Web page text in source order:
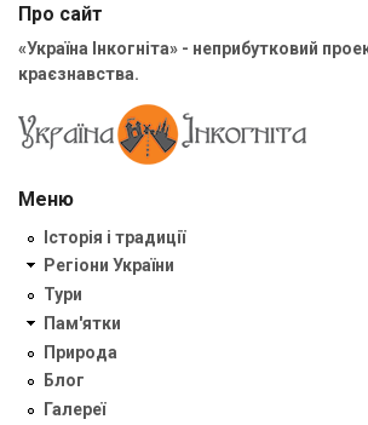
Про сайт
«Україна Інкогніта» - неприбутковий
краєзнавства.
Меню
Історія і традиції
Регіони України
Тури
Пам'ятки
Природа
Блог
Галереї